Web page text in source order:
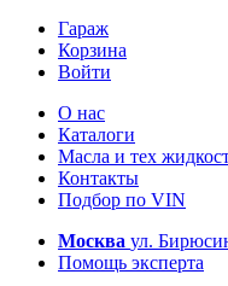
Гараж
Корзина
Войти
О нас
Каталоги
Масла и тех
Контакты
Подбор по VIN
Москва ул.
Помощь эксперта